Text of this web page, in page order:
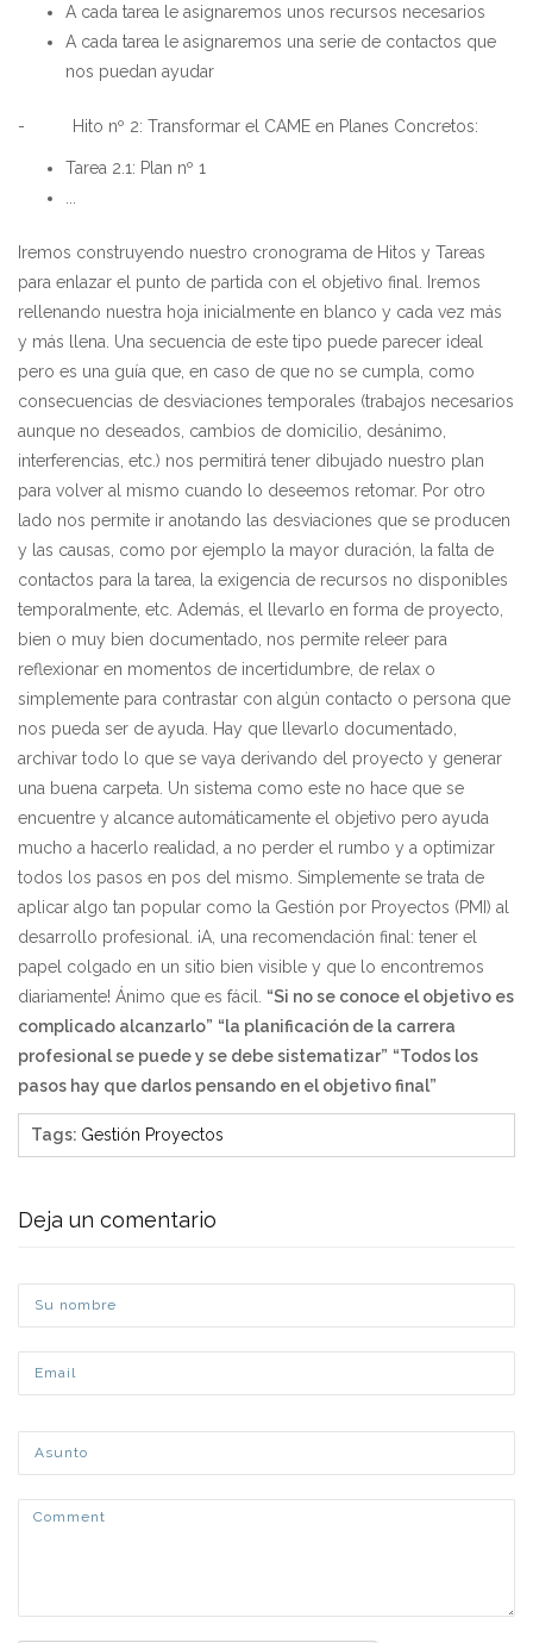
A cada tarea le asignaremos unos recursos necesarios
A cada tarea le asignaremos una serie de contactos que
nos puedan ayudar
- Hito nº 2: Transformar el CAME en Planes Concretos:
Tarea 2.1: Plan nº 1
Iremos construyendo nuestro cronograma de Hitos y Tareas
para enlazar el punto de partida con el objetivo final. Iremos
rellenando nuestra hoja inicialmente en blanco y cada vez más
y más llena. Una secuencia de este tipo puede parecer ideal
pero es una guía que, en caso de que no se cumpla, como
consecuencias de desviaciones temporales (trabajos necesarios
aunque no deseados, cambios de domicilio, desánimo,
interferencias, etc.) nos permitirá tener dibujado nuestro plan
para volver al mismo cuando lo deseemos retomar. Por otro
lado nos permite ir anotando las desviaciones que se producen
y las causas, como por ejemplo la mayor duración, la falta de
contactos para la tarea, la exigencia de recursos no disponibles
temporalmente, etc. Además, el llevarlo en forma de proyecto,
bien o muy bien documentado, nos permite releer para
reflexionar en momentos de incertidumbre, de relax o
simplemente para contrastar con algún contacto o persona que
nos pueda ser de ayuda. Hay que llevarlo documentado,
archivar todo lo que se vaya derivando del proyecto y generar
una buena carpeta. Un sistema como este no hace que se
encuentre y alcance automáticamente el objetivo pero ayuda
mucho a hacerlo realidad, a no perder el rumbo y a optimizar
todos los pasos en pos del mismo. Simplemente se trata de
aplicar algo tan popular como la Gestión por Proyectos (PMI) al
desarrollo profesional. ¡A, una recomendación final: tener el
papel colgado en un sitio bien visible y que lo encontremos
diariamente! Ánimo que es fácil. “Si no se conoce el objetivo es
complicado alcanzarlo” “la planificación de la carrera
profesional se puede y se debe sistematizar” “Todos los
pasos hay que darlos pensando en el objetivo final”
Tags: Gestión Proyectos
Deja un comentario